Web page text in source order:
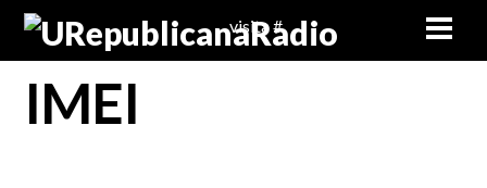
Skip
visita #
IMEI